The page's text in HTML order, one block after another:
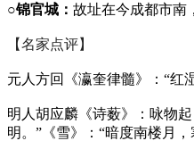
○锦官城： 故址在今成都市南
【名家点评】
元人方回《瀛奎律髓》：“红
明人胡应麟《诗薮》：咏物
明。”《雪》：“暗度南楼月